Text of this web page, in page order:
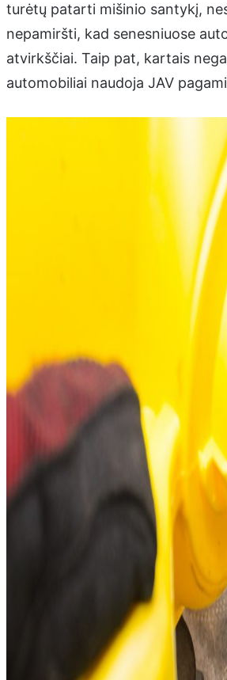
turėtų patarti mišinio santykį,
nepamiršti, kad senesniuose
atvirkščiai. Taip pat, kartais
automobiliai naudoja JAV